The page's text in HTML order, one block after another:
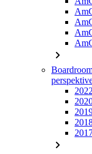
chevron_right
2022
chevron_right